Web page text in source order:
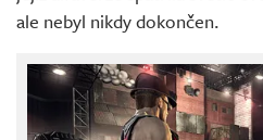
ale nebyl nikdy dokončen.